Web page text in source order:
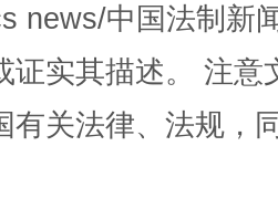
news/中国法制新
证实其描述。 注
有关法律、法规，